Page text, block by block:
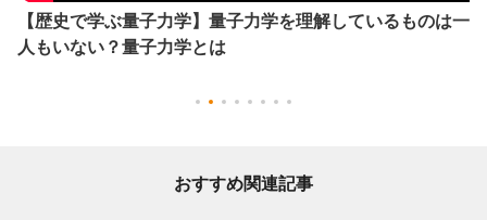
【歴史で学ぶ量子力学】量子力学を理解しているものは一
人もいない？量子力学とは
おすすめ関連記事